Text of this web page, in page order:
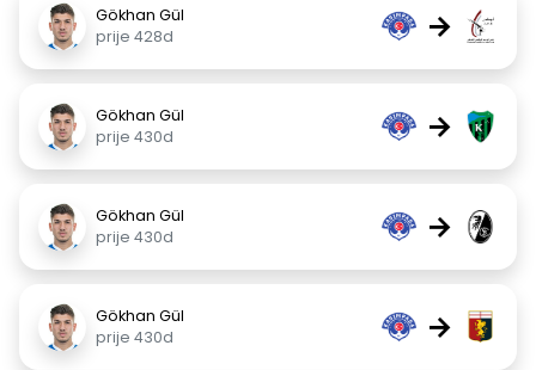
Gökhan Gül
prije 428d
→
Gökhan Gül
prije 430d
→
Gökhan Gül
prije 430d
→
Gökhan Gül
prije 430d
→